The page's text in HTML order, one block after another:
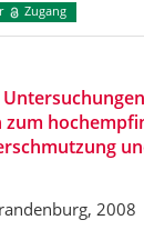
Zugang
zum
2008